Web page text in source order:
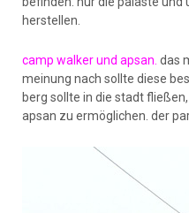
herstellen.
camp walker und apsan. das
meinung nach sollte diese
berg sollte in die stadt
apsan zu ermöglichen. der